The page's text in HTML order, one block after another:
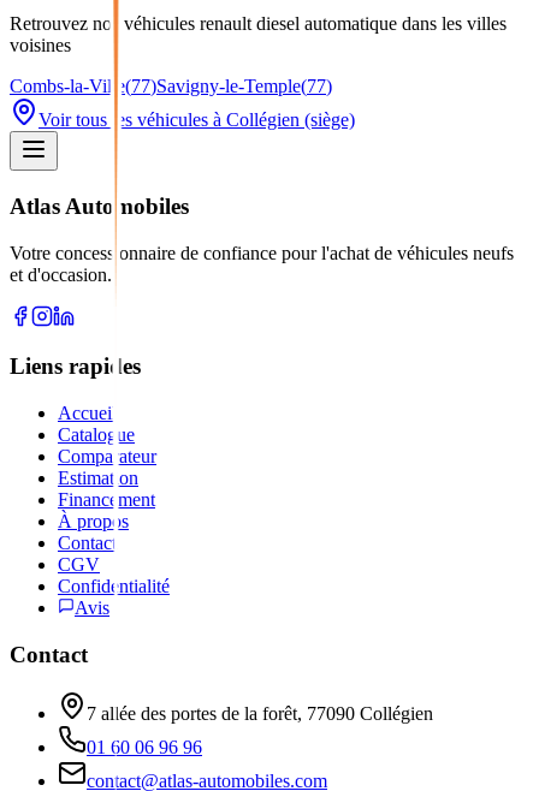
Retrouvez nos véhicules renault diesel automatique dans les villes
voisines
Combs-la-Ville(77)Savigny-le-Temple(77)
Voir tous les véhicules à Collégien (siège)
Atlas Automobiles
Votre concessionnaire de confiance pour l'achat de véhicules neufs
et d'occasion.
Liens rapides
Accueil
Catalogue
Comparateur
Estimation
Financement
À propos
Contact
CGV
Confidentialité
Avis
Contact
7 allée des portes de la forêt, 77090 Collégien
01 60 06 96 96
contact@atlas-automobiles.com